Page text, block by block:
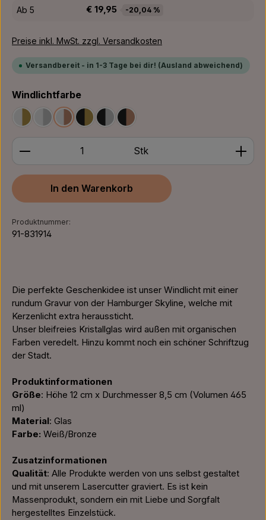
Ab 5 € 19,95 -20,04 %
Preise inkl. MwSt. zzgl. Versandkosten
Versandbereit - in 1-3 Tage bei dir! (Ausland abweichend)
Windlichtfarbeauswählen
Weiß/GoldWeiß/Silber
Weiß/Bronze
Schwarz/Gold
Schwarz/Silber
Schwarz/Bronze
Produkt Anzahl: Gib den gewünschten Wert ein
Stk
In den Warenkorb
Produktnummer:
91-831914
Die perfekte Geschenkidee ist unser Windlicht mit einer
rundum Gravur von der Hamburger Skyline, welche mit
Kerzenlicht extra heraussticht.
Unser bleifreies Kristallglas wird außen mit organischen
Farben veredelt. Hinzu kommt noch ein schöner Schriftzug
der Stadt.
Produktinformationen
Größe: Höhe 12 cm x Durchmesser 8,5 cm (Volumen 465
ml)
Material: Glas
Farbe: Weiß/Bronze
Zusatzinformationen
Qualität: Alle Produkte werden von uns selbst gestaltet
und mit unserem Lasercutter graviert. Es ist kein
Massenprodukt, sondern ein mit Liebe und Sorgfalt
hergestelltes Einzelstück.